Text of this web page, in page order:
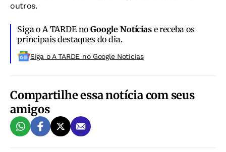
outros.
Siga o A TARDE noGoogle Notíciase receba os
principais destaques do dia.
Siga o A TARDE no Google Noticias
Compartilhe essa notícia com seus
amigos